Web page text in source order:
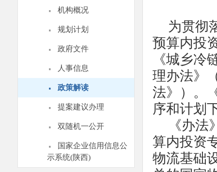
· 机构概况
· 规划计划
· 政府文件
· 人事信息
· 政策解读
· 提案建议办理
· 双随机一公开
·
国家企业信用信息公
示系统(陕西)
为贯彻
预算内投
《城乡冷
理办法》
法》）。
序和计划
《办
算内投资
物流基础